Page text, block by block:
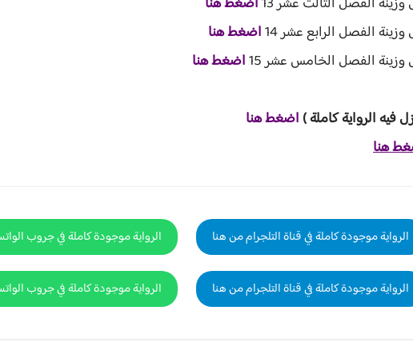
الفصل الرابع عشر 14
اضغط هنا
الفصل الخامس عشر 15
اضغط هنا
فيه الرواية كاملة ) اضغط هنا
هنا
الرواية موجودة كاملة في قناة التلجرام من هنا الرواية موجودة كاملة في جروب
الرواية موجودة كاملة في قناة التلجرام من هنا الرواية موجودة كاملة في جروب